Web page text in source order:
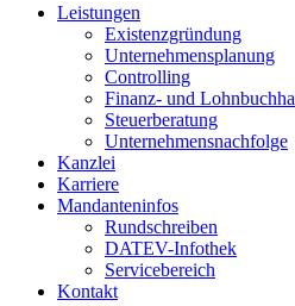
Menu
Leistungen
Existenzgründung
Unternehmensplanung
Controlling
Finanz- und
Steuerberatung
Unternehmensnachfolge
Kanzlei
Karriere
Mandanteninfos
Rundschreiben
DATEV-Infothek
Servicebereich
Kontakt